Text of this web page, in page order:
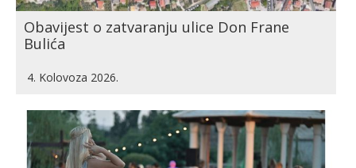
Obavijest o zatvaranju ulice Don Frane
Bulića
4. Kolovoza 2026.